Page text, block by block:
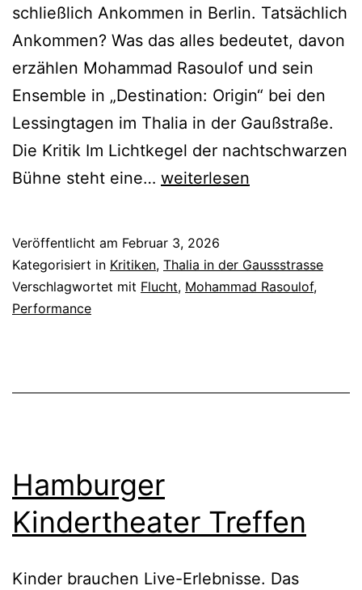
schließlich Ankommen in Berlin. Tatsächlich
Ankommen? Was das alles bedeutet, davon
erzählen Mohammad Rasoulof und sein
Ensemble in „Destination: Origin“ bei den
Lessingtagen im Thalia in der Gaußstraße.
Die Kritik Im Lichtkegel der nachtschwarzen
Bühne steht eine… Destination:
weiterlesen
Veröffentlicht am Februar 3, 2026
Kategorisiert in Kritiken, Thalia in der Gaussstrasse
Verschlagwortet mit Flucht, Mohammad Rasoulof,
Performance
Hamburger
Kindertheater Treffen
Kinder brauchen Live-Erlebnisse. Das